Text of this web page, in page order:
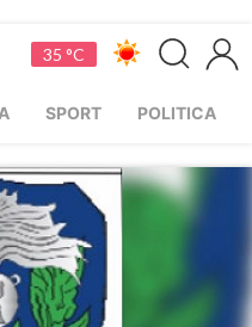
35 °C
SPORT POLITICA